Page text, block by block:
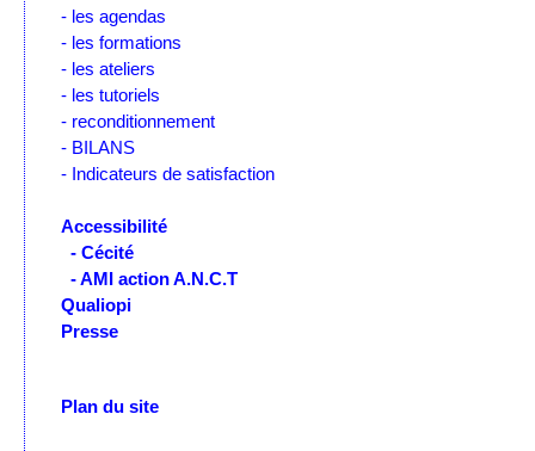
- les agendas
- les formations
- les ateliers
- les tutoriels
- reconditionnement
- BILANS
- Indicateurs de satisfaction
Accessibilité
- Cécité
- AMI action A.N.C.T
Qualiopi
Presse
Plan du site